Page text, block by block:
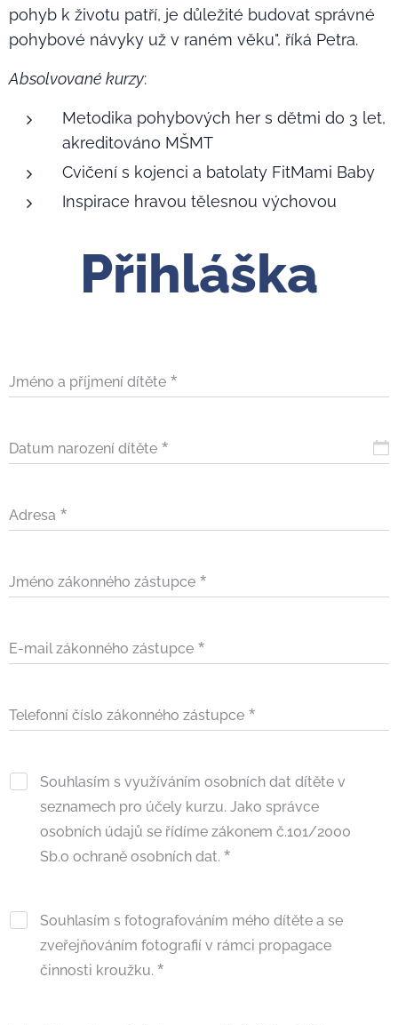
pohyb k životu patří, je důležité budovat správné
pohybové návyky už v raném věku", říká Petra.
Absolvované kurzy:
Metodika pohybových her s dětmi do 3 let,
akreditováno MŠMT
Cvičení s kojenci a batolaty FitMami Baby
Inspirace hravou tělesnou výchovou
Přihláška
Jméno a příjmení dítěte
Datum narození dítěte
Adresa
Jméno zákonného zástupce
E-mail zákonného zástupce
Telefonní číslo zákonného zástupce
Souhlasím s využíváním osobních dat dítěte v
seznamech pro účely kurzu. Jako správce
osobních údajů se řídíme zákonem č.101/2000
Sb.o ochraně osobních dat.
Souhlasím s fotografováním mého dítěte a se
zveřejňováním fotografií v rámci propagace
činnosti kroužku.